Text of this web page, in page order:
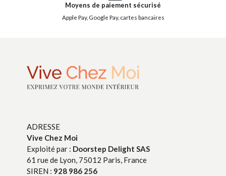
Moyens de paiement sécurisé
Apple Pay, Google Pay, cartes bancaires
ADRESSE
Vive Chez Moi
Exploité par : Doorstep Delight SAS
61 rue de Lyon, 75012 Paris, France
SIREN : 928 986 256